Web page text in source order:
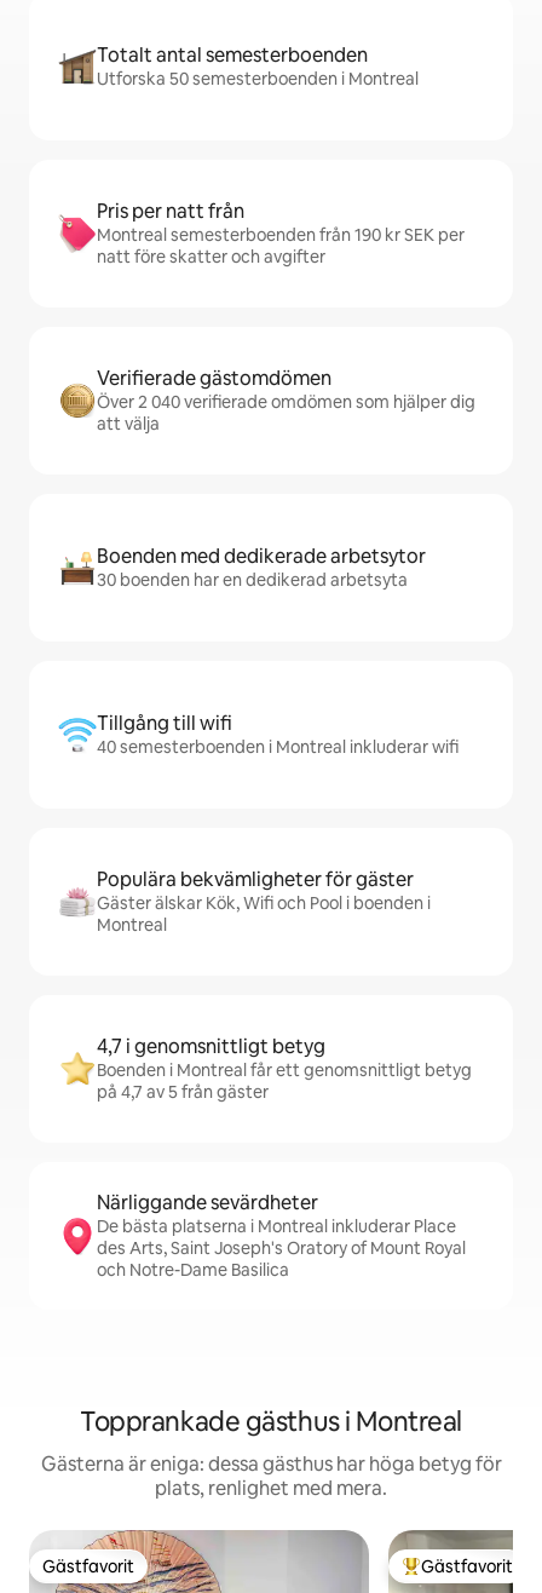
Totalt antal semesterboenden
Utforska 50 semesterboenden i Montreal
Pris per natt från
Montreal semesterboenden från 190 kr SEK per
natt före skatter och avgifter
Verifierade gästomdömen
Över 2 040 verifierade omdömen som hjälper dig
att välja
Boenden med dedikerade arbetsytor
30 boenden har en dedikerad arbetsyta
Tillgång till wifi
40 semesterboenden i Montreal inkluderar wifi
Populära bekvämligheter för gäster
Gäster älskar Kök, Wifi och Pool i boenden i
Montreal
4,7 i genomsnittligt betyg
Boenden i Montreal får ett genomsnittligt betyg
på 4,7 av 5 från gäster
Närliggande sevärdheter
De bästa platserna i Montreal inkluderar Place
des Arts, Saint Joseph's Oratory of Mount Royal
och Notre-Dame Basilica
Topprankade gästhus i Montreal
Gästerna är eniga: dessa gästhus har höga betyg för
plats, renlighet med mera.
Gästfavorit
Gästfavorit Populär
Gästfavorit